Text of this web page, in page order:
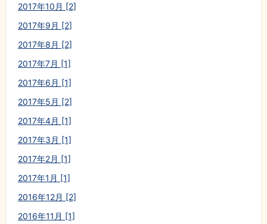
2017年10月 [2]
2017年9月 [2]
2017年8月 [2]
2017年7月 [1]
2017年6月 [1]
2017年5月 [2]
2017年4月 [1]
2017年3月 [1]
2017年2月 [1]
2017年1月 [1]
2016年12月 [2]
2016年11月 [1]